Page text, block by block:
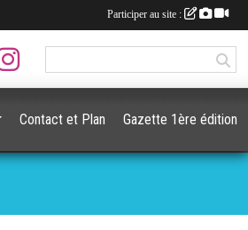
Contact et Plan Gazette 1ère édition
Participer au site :